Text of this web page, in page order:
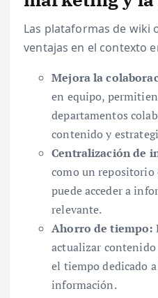
Las plataformas de wiki
ventajas en el contexto
Mejora la
en equipo,
departamentos
contenido y
Centralización de
como un repositorio
puede acceder a
relevante.
Ahorro de tiempo:
actualizar contenido
el tiempo dedicado
información.